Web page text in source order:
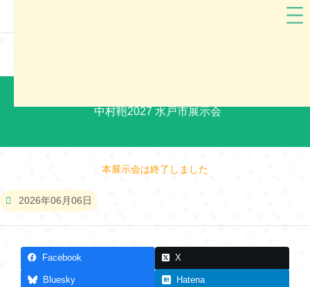
中村鞄2027 水戸市展示会
本展示会は終了しました
2026年06月06日
Facebook X
Bluesky Hatena